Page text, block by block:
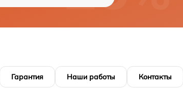
Гарантия Наши работы Контакты